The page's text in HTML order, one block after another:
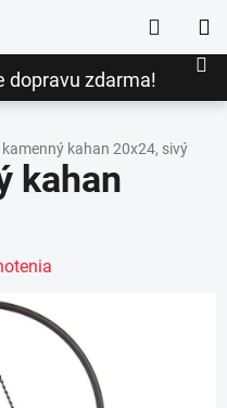
dopravu zdarma!
Hľadať
kahan 20x24, sivý
kahan